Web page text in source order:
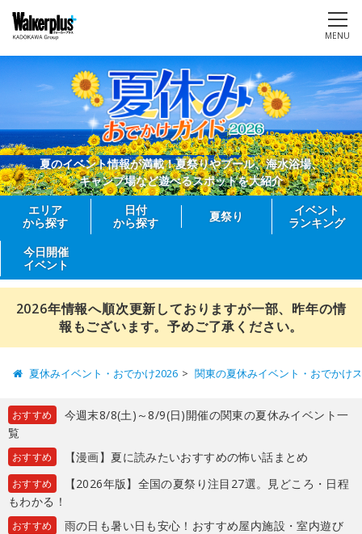
MENU
夏のイベント情報が満載！夏祭りやプール、海水浴場、
キャンプ場など遊べるスポットを大紹介
エリア
から探す
日付
から探す
夏祭り
イベント
ランキング
今日開催
イベント
2026年情報へ順次更新しておりますが一部、昨年の情
報もございます。予めご了承ください。
夏休みイベント・おでかけ2026 関東の夏休みイベント・おでかけ
おすすめ
今週末8/8(土)～8/9(日)開催の関東の夏休みイベント一
覧
おすすめ 【漫画】夏に読みたいおすすめの怖い話まとめ
おすすめ
【2026年版】全国の夏祭り注目27選。見どころ・日程
もわかる！
おすすめ
雨の日も暑い日も安心！おすすめ屋内施設・室内遊び